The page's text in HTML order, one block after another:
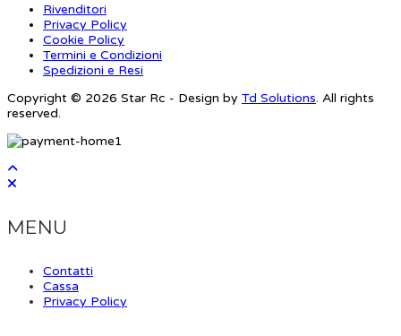
Rivenditori
Privacy Policy
Cookie Policy
Termini e Condizioni
Spedizioni e Resi
Copyright © 2026 Star Rc - Design by Td Solutions. All rights
reserved.
MENU
Contatti
Cassa
Privacy Policy